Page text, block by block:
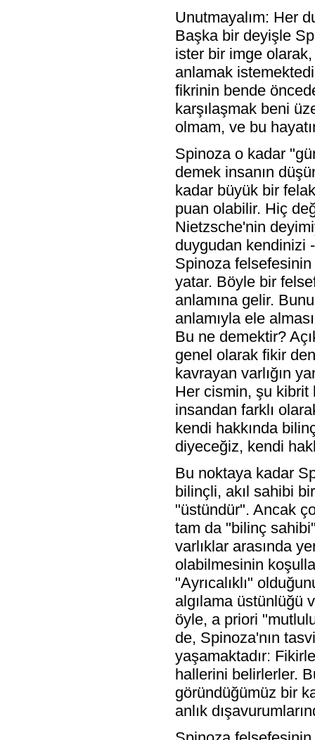
Unutmayalım: Her
Başka bir deyişle
ister bir imge
anlamak
fikrinin bende
karşılaşmak beni
olmam, ve bu
Spinoza o kadar
demek insanın
kadar büyük bir
puan olabilir. Hiç
Nietzsche'nin
duygudan kendinizi
Spinoza felsefesinin
yatar. Böyle bir
anlamına gelir.
anlamıyla ele
Bu ne demektir?
genel olarak fikir
kavrayan varlığın
Her cismin, şu kibrit
insandan farklı
kendi hakkında
diyeceğiz, kendi
Bu noktaya kadar
bilinçli, akıl sahibi
"üstündür". Ancak
tam da "bilinç
varlıklar arasında
olabilmesinin
"Ayrıcalıklı"
algılama üstünlüğü
öyle, a priori
de, Spinoza'nın
yaşamaktadır:
hallerini belirlerler.
göründüğümüz bir
anlık